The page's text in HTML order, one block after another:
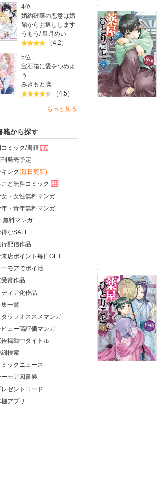
4位
婚約破棄の悪意は娼
館からお返しします
うもう /皐月めい
（4.2）
5位
宝石箱に愛をつめよ
う
みきもと凜
（4.5）
もっと見る
籍から探す
ミック/書籍
発売予定
キング(毎日更新)
ごと無料コミック
女・女性無料マンガ
年・青年無料マンガ
無料マンガ
得なSALE
行配信作品
来店ポイント毎日GET
ーモアでポイ活
賞作品
ディア化作品
一覧
タッフオススメマンガ
ビュー高評価マンガ
告掲載中タイトル
検索
ミックニュース
ーモア図書券
レゼントコード
アプリ